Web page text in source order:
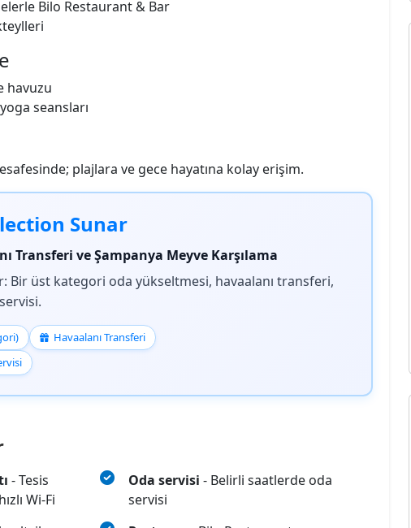
Bilo Restaurant & Bar
havuzu
seansları
plajlara ve gece hayatına kolay erişim.
Sunar
Transferi ve Şampanya Meyve Karşılama
Bir üst kategori oda yükseltmesi, havaalanı transferi,
Havaalanı Transferi
- Tesis
Wi‑Fi
Oda servisi - Belirli saatlerde oda
servisi